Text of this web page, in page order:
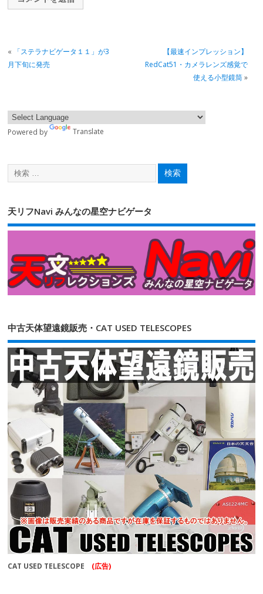
«
「ステラナビゲータ１１」が3
月下旬に発売
【最速インプレッション】
RedCat51・カメラレンズ感覚で
使える小型鏡筒»
Powered by Translate
天リフNavi みんなの星空ナビゲータ
中古天体望遠鏡販売・CAT USED TELESCOPES
CAT USED TELESCOPE (広告)